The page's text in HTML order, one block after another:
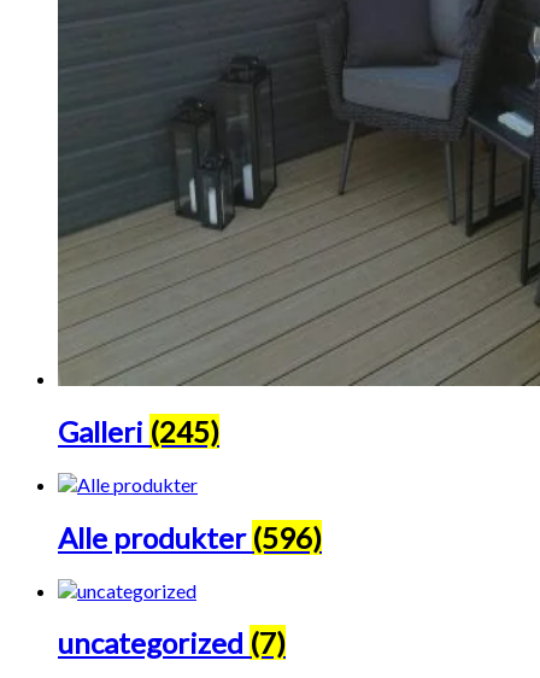
Galleri (245)
Alle produkter (596)
uncategorized (7)